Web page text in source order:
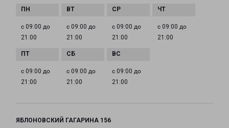
с 09:00 до
21:00
с 09:00 до
21:00
с 09:00 до
21:00
с 09:00 до
21:00
с 09:00 до
21:00
с 09:00 до
21:00
с 09:00 до
21:00
ЯБЛОНОВСКИЙ ГАГАРИНА 156